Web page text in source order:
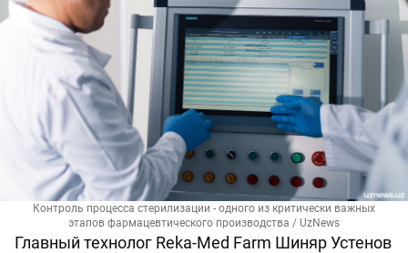
Контроль процесса стерилизации - одного из критически важных
этапов фармацевтического производства / UzNews
Главный технолог Reka-Med Farm Шиняр Устенов